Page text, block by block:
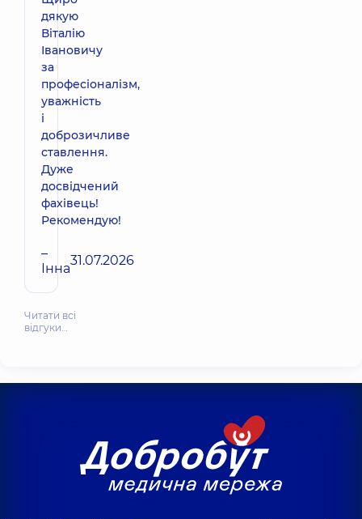
дякую
Віталію
Івановичу
за
професіоналізм,
уважність
і
доброзичливе
ставлення.
Дуже
досвідчений
фахівець!
Рекомендую!
–
Інна31.07.2026
Читати всі
відгуки…